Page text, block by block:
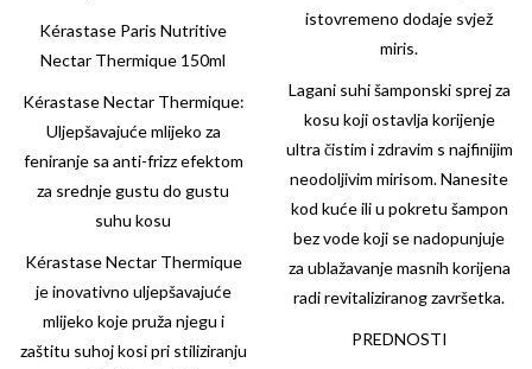
Kérastase Paris Nutritive
Nectar Thermique 150ml
Kérastase Nectar Thermique:
Uljepšavajuće mlijeko za
feniranje sa anti-frizz efektom
za srednje gustu do gustu
suhu kosu
Kérastase Nectar Thermique
je inovativno uljepšavajuće
mlijeko koje pruža njegu i
zaštitu suhoj kosi pri stiliziranju
istovremeno dodaje svjež
miris.
Lagani suhi šamponski sprej za
kosu koji ostavlja korijenje
ultra čistim i zdravim s najfinijim
neodoljivim mirisom. Nanesite
kod kuće ili u pokretu šampon
bez vode koji se nadopunjuje
za ublažavanje masnih korijena
radi revitaliziranog završetka.
PREDNOSTI